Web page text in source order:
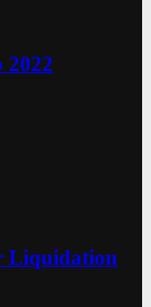
2022
Liquidation